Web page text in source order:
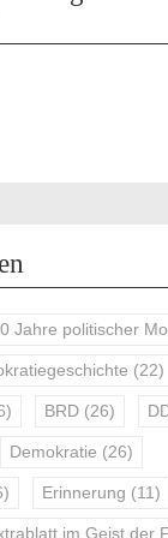
Jahre politischer
(22)
BRD (26)
Demokratie (26)
Erinnerung (11)
im Geist der